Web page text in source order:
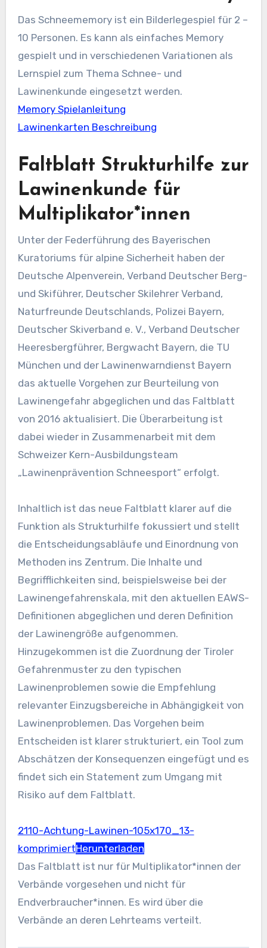
Das Schneememory ist ein Bilderlegespiel für 2 –
10 Personen. Es kann als einfaches Memory
gespielt und in verschiedenen Variationen als
Lernspiel zum Thema Schnee- und
Lawinenkunde eingesetzt werden.
Memory Spielanleitung
Lawinenkarten Beschreibung
Faltblatt Strukturhilfe zur
Lawinenkunde für
Multiplikator*innen
Unter der Federführung des Bayerischen
Kuratoriums für alpine Sicherheit haben der
Deutsche Alpenverein, Verband Deutscher Berg-
und Skiführer, Deutscher Skilehrer Verband,
Naturfreunde Deutschlands, Polizei Bayern,
Deutscher Skiverband e. V., Verband Deutscher
Heeresbergführer, Bergwacht Bayern, die TU
München und der Lawinenwarndienst Bayern
das aktuelle Vorgehen zur Beurteilung von
Lawinengefahr abgeglichen und das Faltblatt
von 2016 aktualisiert. Die Überarbeitung ist
dabei wieder in Zusammenarbeit mit dem
Schweizer Kern-Ausbildungsteam
„Lawinenprävention Schneesport“ erfolgt.
Inhaltlich ist das neue Faltblatt klarer auf die
Funktion als Strukturhilfe fokussiert und stellt
die Entscheidungsabläufe und Einordnung von
Methoden ins Zentrum. Die Inhalte und
Begrifflichkeiten sind, beispielsweise bei der
Lawinengefahrenskala, mit den aktuellen EAWS-
Definitionen abgeglichen und deren Definition
der Lawinengröße aufgenommen.
Hinzugekommen ist die Zuordnung der Tiroler
Gefahrenmuster zu den typischen
Lawinenproblemen sowie die Empfehlung
relevanter Einzugsbereiche in Abhängigkeit von
Lawinenproblemen. Das Vorgehen beim
Entscheiden ist klarer strukturiert, ein Tool zum
Abschätzen der Konsequenzen eingefügt und es
findet sich ein Statement zum Umgang mit
Risiko auf dem Faltblatt.
2110-Achtung-Lawinen-105x170_13-
komprimiertHerunterladen
Das Faltblatt ist nur für Multiplikator*innen der
Verbände vorgesehen und nicht für
Endverbraucher*innen. Es wird über die
Verbände an deren Lehrteams verteilt.